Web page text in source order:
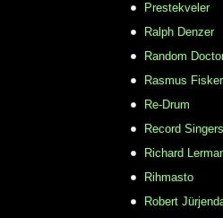
Prestekveler
Ralph Denzer
Random
Rasmus Fisker
Re-Drum
Record Singers
Richard
Rihmasto
Robert